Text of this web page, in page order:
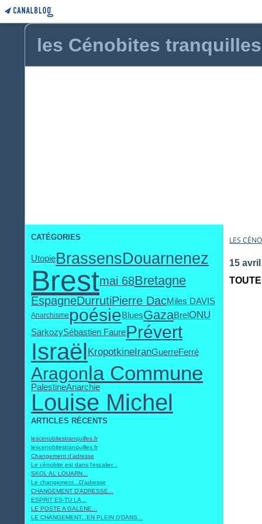
les Cénobites tranquilles
CATÉGORIES
UtopieBrassensDouarnenez
Brestmai 68Bretagne
EspagneDurrutiPierre DacMiles DAVIS
Anarchisme poésieBluesGazaBrelONU
SarkozySébastien FaurePrévert
IsraëlKropotkineIranGuerreFerré
Aragonla Commune
PalestineAnarchie
Louise Michel
ARTICLES RÉCENTS
lescenobitestranquilles.fr
lescenobitestranquilles.fr
Changement d'adresse
Le cénobite est dans l'escalier...
SKOL AL LOUARN...
Le changement...D'adresse
CHANGEMENT D'ADRESSE...
ESPRIT ES-TU LA...
LE POSTE A GALENE...
LE CHANGEMENT...EN PLEIN D'DANS...
LES
15